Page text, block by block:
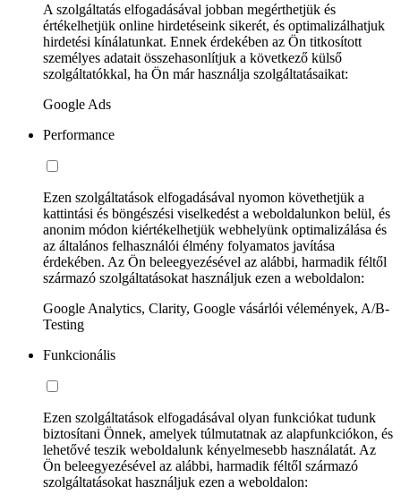
A szolgáltatás elfogadásával jobban megérthetjük és
értékelhetjük online hirdetéseink sikerét, és optimalizálhatjuk
hirdetési kínálatunkat. Ennek érdekében az Ön titkosított
személyes adatait összehasonlítjuk a következő külső
szolgáltatókkal, ha Ön már használja szolgáltatásaikat:
Google Ads
Performance
Ezen szolgáltatások elfogadásával nyomon követhetjük a
kattintási és böngészési viselkedést a weboldalunkon belül, és
anonim módon kiértékelhetjük webhelyünk optimalizálása és
az általános felhasználói élmény folyamatos javítása
érdekében. Az Ön beleegyezésével az alábbi, harmadik féltől
származó szolgáltatásokat használjuk ezen a weboldalon:
Google Analytics, Clarity, Google vásárlói vélemények, A/B-
Testing
Funkcionális
Ezen szolgáltatások elfogadásával olyan funkciókat tudunk
biztosítani Önnek, amelyek túlmutatnak az alapfunkciókon, és
lehetővé teszik weboldalunk kényelmesebb használatát. Az
Ön beleegyezésével az alábbi, harmadik féltől származó
szolgáltatásokat használjuk ezen a weboldalon: